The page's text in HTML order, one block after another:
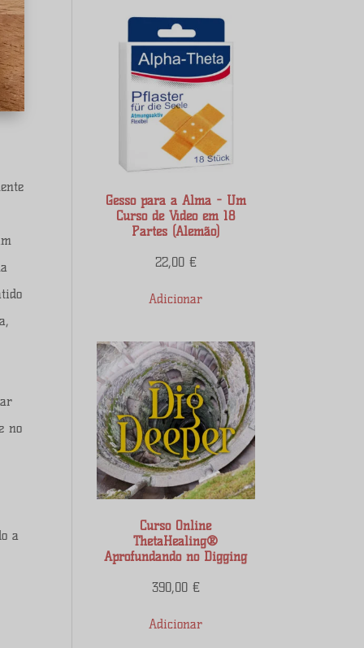
no
a
Gesso para a Alma - Um
Curso de Vídeo em 18
Partes (Alemão)
22,00 €
Adicionar
Curso Online
ThetaHealing®
Aprofundando no Digging
390,00 €
Adicionar